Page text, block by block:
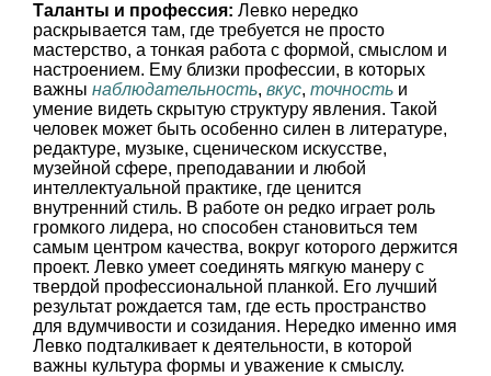
Таланты и профессия: Левко нередко
раскрывается там, где требуется не просто
мастерство, а тонкая работа с формой, смыслом и
настроением. Ему близки профессии, в которых
важны наблюдательность, вкус, точность и
умение видеть скрытую структуру явления. Такой
человек может быть особенно силен в литературе,
редактуре, музыке, сценическом искусстве,
музейной сфере, преподавании и любой
интеллектуальной практике, где ценится
внутренний стиль. В работе он редко играет роль
громкого лидера, но способен становиться тем
самым центром качества, вокруг которого держится
проект. Левко умеет соединять мягкую манеру с
твердой профессиональной планкой. Его лучший
результат рождается там, где есть пространство
для вдумчивости и созидания. Нередко именно имя
Левко подталкивает к деятельности, в которой
важны культура формы и уважение к смыслу.